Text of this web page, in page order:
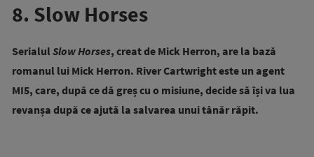
8. Slow Horses
SerialulSlow Horses, creat de Mick Herron, are la bază
romanul lui Mick Herron. River Cartwright este un agent
MI5, care, după ce dă greș cu o misiune, decide să își va lua
revanșa după ce ajută la salvarea unui tânăr răpit.